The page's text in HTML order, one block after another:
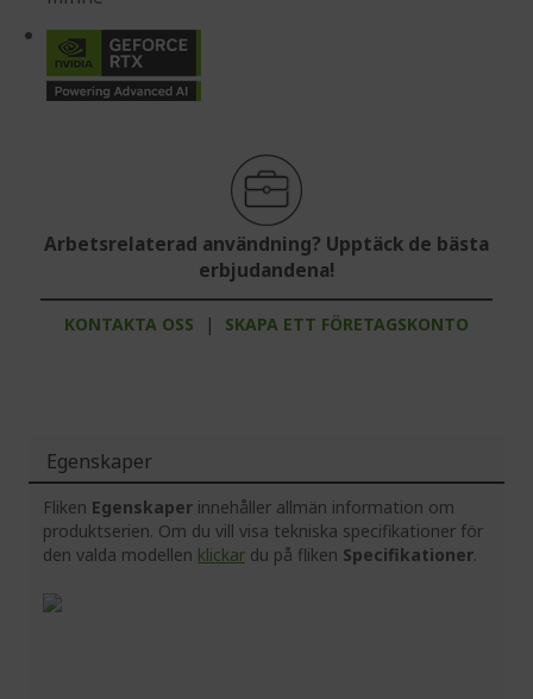
Arbetsrelaterad användning? Upptäck de bästa
erbjudandena!
KONTAKTA OSS | SKAPA ETT FÖRETAGSKONTO
Egenskaper
Fliken Egenskaper innehåller allmän information om
produktserien. Om du vill visa tekniska specifikationer för
den valda modellen klickar du på fliken Specifikationer.